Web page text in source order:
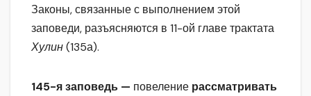
Законы, связанные с выполнением этой
заповеди, разъясняются в 11-ой главе трактата
Хулин(135а).
145-я заповедь — повеление рассматривать